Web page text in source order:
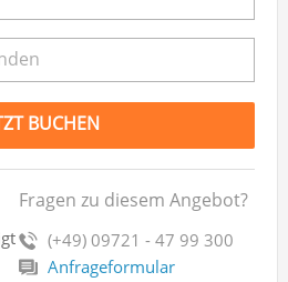
BUCHEN
Fragen zu diesem Angebot?
(+49) 09721 - 47 99 300
Anfrageformular